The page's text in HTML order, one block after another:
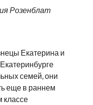
Розенблат
Екатерина и
семей, они
еще в раннем
классе